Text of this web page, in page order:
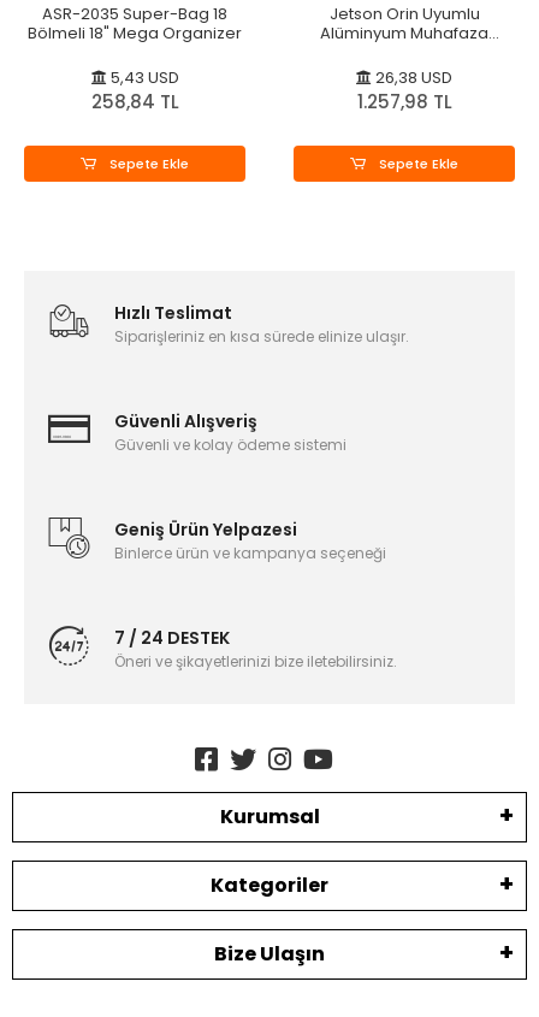
ASR-2035 Super-Bag 18
Bölmeli 18" Mega Organizer
5,43 USD
258,84 TL
Sepete Ekle
Jetson Orin Uyumlu
Alüminyum Muhafaza
26,38 USD
1.257,98 TL
Sepete Ekle
Hızlı Teslimat
Siparişleriniz en kısa sürede elinize ulaşır.
Güvenli Alışveriş
Güvenli ve kolay ödeme sistemi
Geniş Ürün Yelpazesi
Binlerce ürün ve kampanya seçeneği
7 / 24 DESTEK
Öneri ve şikayetlerinizi bize iletebilirsiniz.
Kurumsal
Kategoriler
Bize Ulaşın